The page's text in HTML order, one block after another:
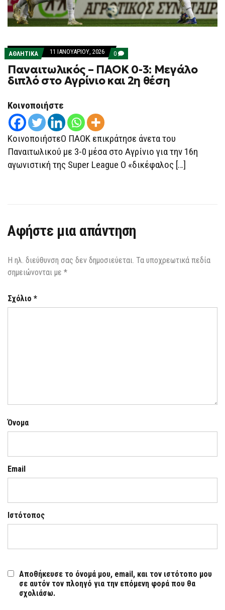
ΑΘΛΗΤΙΚΑ 11 ΙΑΝΟΥΑΡΊΟΥ, 2026 0 COMMENTS
ON
ΠΑΝΑΙΤΩΛΙΚΌΣ
–
ΠΑΟΚ
ΚΑΙ
2Η
ΘΈΣΗ
Παναιτωλικός – ΠΑΟΚ 0-3: Μεγάλο
διπλό στο Αγρίνιο και 2η θέση
Κοινοποιήστε
ΚοινοποιήστεΟ ΠΑΟΚ επικράτησε άνετα του
Παναιτωλικού με 3-0 μέσα στο Αγρίνιο για την 16η
αγωνιστική της Super League Ο «δικέφαλος […]
Αφήστε μια απάντηση
Η ηλ. διεύθυνση σας δεν δημοσιεύεται. Τα υποχρεωτικά πεδία
σημειώνονται με *
Σχόλιο *
Όνομα
Email
Ιστότοπος
Αποθήκευσε το όνομά μου, email, και τον ιστότοπο μου
σε αυτόν τον πλοηγό για την επόμενη φορά που θα
σχολιάσω.